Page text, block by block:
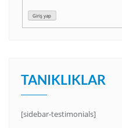
Giriş yap
TANIKLIKLAR
[sidebar-testimonials]